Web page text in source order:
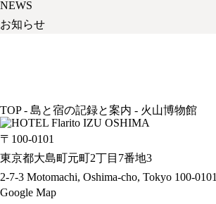
NEWS
お知らせ
TOP - 島と宿の記録と案内 - 火山博物館
〒100-0101
東京都大島町元町2丁目7番地3
2-7-3 Motomachi, Oshima-cho, Tokyo 100-0101
Google Map